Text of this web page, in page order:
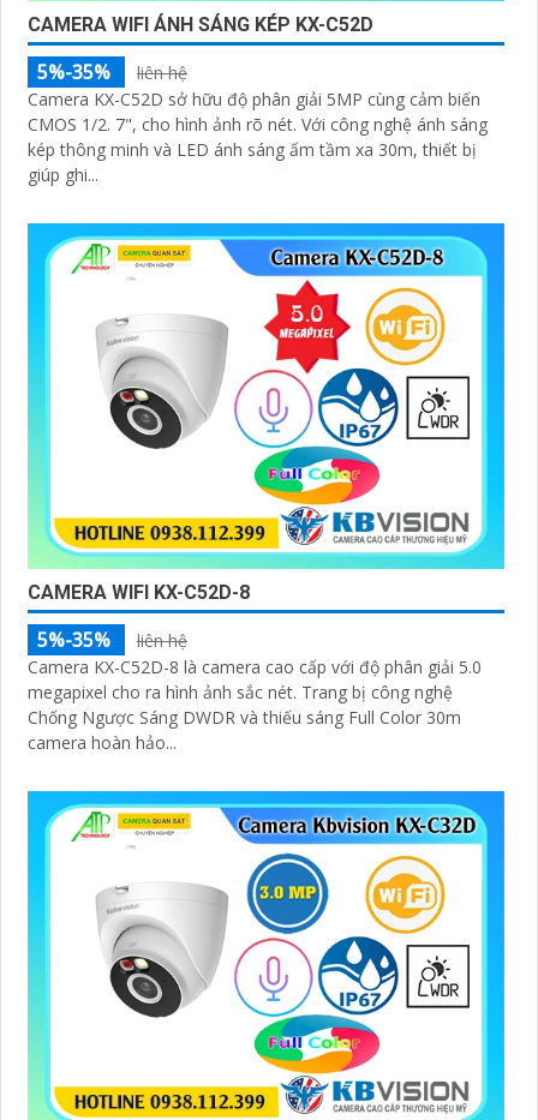
CAMERA WIFI ÁNH SÁNG KÉP KX-C52D
5%-35%
liên hệ
Camera KX-C52D sở hữu độ phân giải 5MP cùng cảm biến
CMOS 1/2. 7", cho hình ảnh rõ nét. Với công nghệ ánh sáng
kép thông minh và LED ánh sáng ấm tầm xa 30m, thiết bị
giúp ghi...
CAMERA WIFI KX-C52D-8
5%-35%
liên hệ
Camera KX-C52D-8 là camera cao cấp với độ phân giải 5.0
megapixel cho ra hình ảnh sắc nét. Trang bị công nghệ
Chống Ngược Sáng DWDR và thiếu sáng Full Color 30m
camera hoàn hảo...